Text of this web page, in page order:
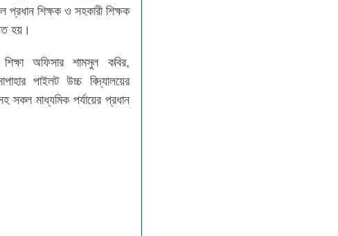
প্রধান শিক্ষক ও সহকারী শিক্ষক
হয়।
অফিসার শামসুল কবির,
পাইলট উচ্চ বিদ্যালয়ের
মাধ্যমিক পর্যায়ের প্রধান